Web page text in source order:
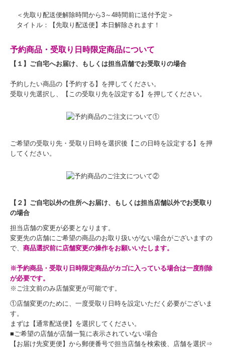
＜先取り配送便解除時間から3～4時間前に送付予定＞
タイトル：【先取り配送便】本日解除されます！
予約商品・受取り日時限定商品について
【１】ご自宅へお届け、もしくは担当店舗でお受取りの場合
予約したい商品の【予約する】を押してください。
受取り先選択し、【この受取り先を設定する】を押してください。
ご希望の受取り先・受取り日時を選択後【この日時を設定する】を押
してください。
【２】ご自宅以外の住所へお届け、もしくは担当店舗以外でお受取り
の場合
担当店舗の変更が必要となります。
変更先の店舗にご希望の商品のお取り扱いがない場合がございますの
で、 商品選択前に店舗変更の操作をお願いいたします。
※予約商品・受取り日時限定商品がカゴに入っている場合は一度削除
が必要です。
※ご注文前のみ店舗変更が可能です。
①店舗変更のために、一度受取り日時を設定いただく必要がございま
す。
まずは【通常配送便】を選択してください。
■ご希望の店舗が店舗一覧に表示されていない場合
【お届け先変更便】から郵便番号で担当店舗を検索後、店舗を選択⇒